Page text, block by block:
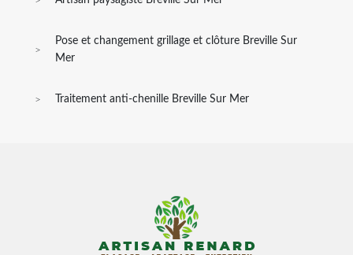
Pose et changement grillage et clôture Breville Sur
Mer
Traitement anti-chenille Breville Sur Mer